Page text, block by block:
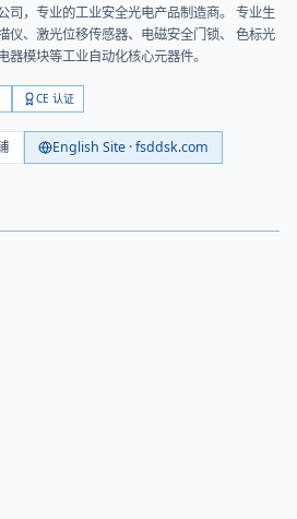
司，专业的工业安全光电产品制造商。 专业生
仪、激光位移传感器、电磁安全门锁、 色标光
模块等工业自动化核心元器件。
CE 认证
English Site · fsddsk.com